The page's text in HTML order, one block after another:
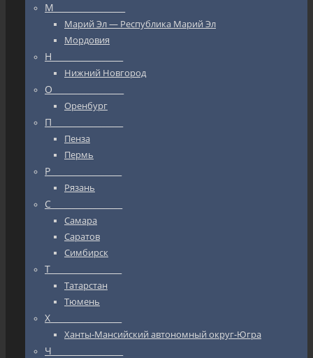
М_________________
Марий Эл — Республика Марий Эл
Мордовия
Н_________________
Нижний Новгород
О_________________
Оренбург
П_________________
Пенза
Пермь
Р_________________
Рязань
С_________________
Самара
Саратов
Симбирск
Т_________________
Татарстан
Тюмень
Х_________________
Ханты-Мансийский автономный округ-Югра
Ч_________________